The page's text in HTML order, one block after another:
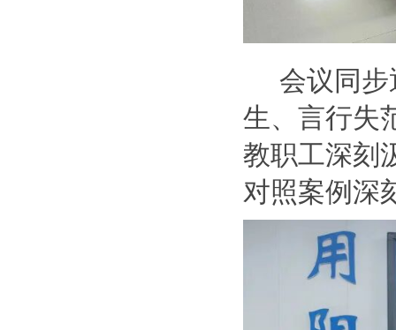
会议同
生、言行失
教职工深刻
对照案例深